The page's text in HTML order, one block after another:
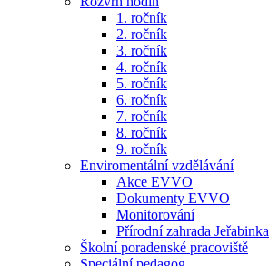
1. ročník
2. ročník
3. ročník
4. ročník
5. ročník
6. ročník
7. ročník
8. ročník
9. ročník
Enviromentální vzdělávání
Akce EVVO
Dokumenty EVVO
Monitorování
Přírodní zahrada Jeřabinka
Školní poradenské pracoviště